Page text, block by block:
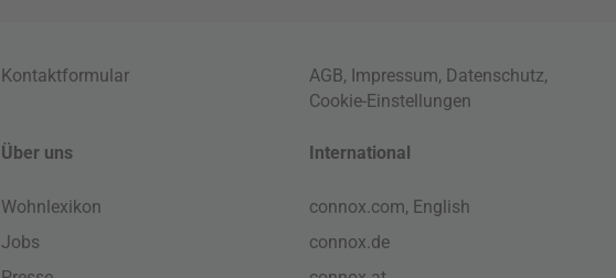
Kontaktformular AGB, Impressum, Datenschutz,
Cookie-Einstellungen
Über uns
Wohnlexikon
Jobs
International
connox.com, English
connox.de